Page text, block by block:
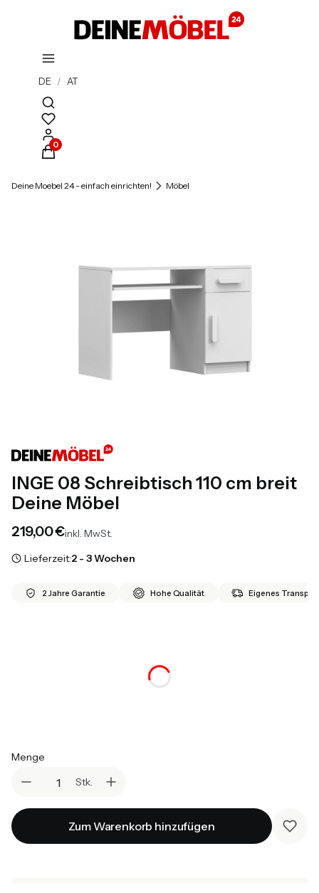
DE / AT
Suchmaschine öffnen
Produkte im Warenkorb: 0. Details anzeigen
Deine Moebel 24 - einfach einrichten! Möbel
INGE 08 Schreibtisch 110 cm breit
Deine Möbel
Preis
219,00 €inkl. MwSt.
Lieferzeit:2 - 3 Wochen
2 Jahre Garantie Hohe Qualität Eigenes
Menge
Stk.
Zum Warenkorb hinzufügen